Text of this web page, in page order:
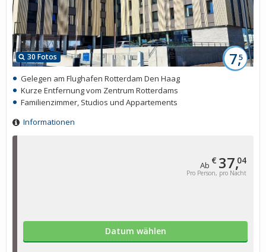
Ab € 37,04
Pro Person, pro Nacht
Datum wählen
30 Fotos 7,5
Gelegen am Flughafen Rotterdam Den Haag
Kurze Entfernung vom Zentrum Rotterdams
Familienzimmer, Studios und Appartements
Informationen